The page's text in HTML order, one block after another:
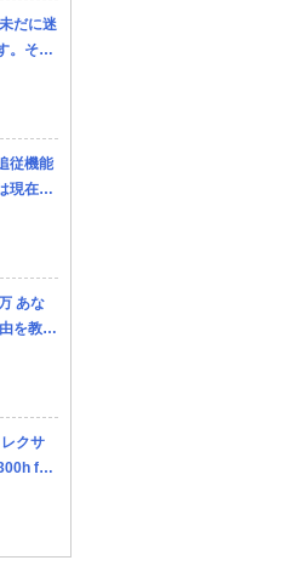
だに迷
。それ
ま
ててま
従機能
現在何
下、
アイサ
あな
を教え
クサ
fス